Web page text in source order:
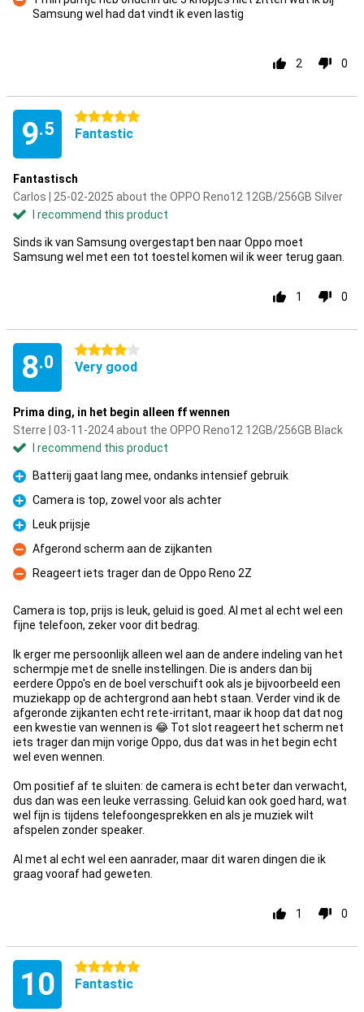
ConSamsung wel had dat vindt ik even lastig
2 0
9.5
5 stars
Fantastic
Fantastisch
Carlos | 25-02-2025 about the OPPO Reno12 12GB/256GB Silver
I recommend this product
Sinds ik van Samsung overgestapt ben naar Oppo moet
Samsung wel met een tot toestel komen wil ik weer terug gaan.
1 0
8.0
4 stars
Very good
Prima ding, in het begin alleen ff wennen
Sterre | 03-11-2024 about the OPPO Reno12 12GB/256GB Black
I recommend this product
Pro
Batterij gaat lang mee, ondanks intensief gebruik
Pro
Camera is top, zowel voor als achter
Pro
Leuk prijsje
Con
Afgerond scherm aan de zijkanten
Con
Reageert iets trager dan de Oppo Reno 2Z
Camera is top, prijs is leuk, geluid is goed. Al met al echt wel een
fijne telefoon, zeker voor dit bedrag.
Ik erger me persoonlijk alleen wel aan de andere indeling van het
schermpje met de snelle instellingen. Die is anders dan bij
eerdere Oppo's en de boel verschuift ook als je bijvoorbeeld een
muziekapp op de achtergrond aan hebt staan. Verder vind ik de
afgeronde zijkanten echt rete-irritant, maar ik hoop dat dat nog
een kwestie van wennen is 😂 Tot slot reageert het scherm net
iets trager dan mijn vorige Oppo, dus dat was in het begin echt
wel even wennen.
Om positief af te sluiten: de camera is echt beter dan verwacht,
dus dan was een leuke verrassing. Geluid kan ook goed hard, wat
wel fijn is tijdens telefoongesprekken en als je muziek wilt
afspelen zonder speaker.
Al met al echt wel een aanrader, maar dit waren dingen die ik
graag vooraf had geweten.
1 0
10 5 stars
Fantastic